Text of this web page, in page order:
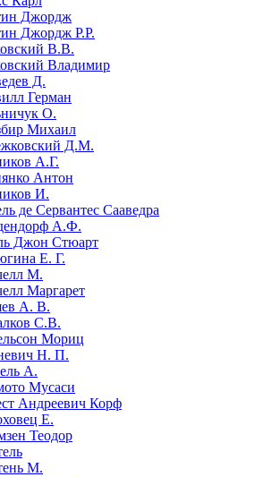
Джордж
Джордж Р.Р.
В.В.
Владимир
Д.
Герман
О.
Михаил
Д.М.
А.Г.
Антон
И.
де Сервантес Сааведра
А.Ф.
Джон Стюарт
Е. Г.
М.
Маргарет
А. В.
С.В.
Мориц
Н. П.
А.
Мусаси
Андреевич Корф
Е.
Теодор
М.